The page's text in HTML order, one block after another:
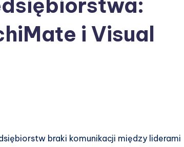
i Visual
braki komunikacji między liderami